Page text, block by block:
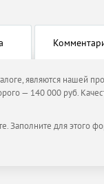
являются нашей
— 140 000 руб.
Заполните для этого